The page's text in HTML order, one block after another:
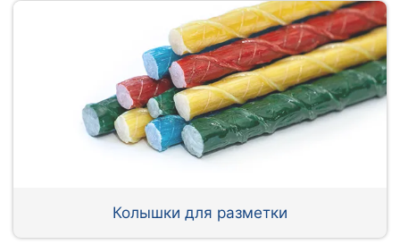
Колышки для разметки